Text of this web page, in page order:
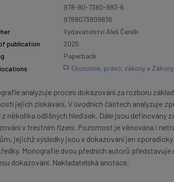
978-80-7380-983-6
9788073809836
Vydavatelství Aleš Čeněk
publication
2025
Paperback
Ekonomie, právo, zákony »
analyzuje proces dokazování za rozboru
jejich získávání. V úvodních částech analyzuje
z několika odlišných hledisek. Dále jsou definovány
v trestním řízení. Pozornost je věnována i
jejichž výsledky jsou v dokazování jen
Monografie dvou předních autorů představuje
dokazování. Nakladatelská anotace.